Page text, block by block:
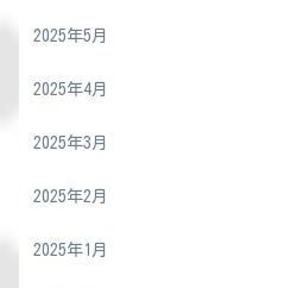
2025年5月
2025年4月
2025年3月
2025年2月
2025年1月